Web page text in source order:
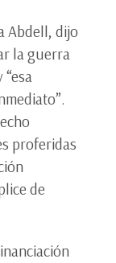
Abdell, dijo
la guerra
“esa
proferidas
de